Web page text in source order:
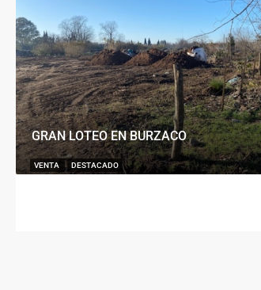
GRAN LOTEO EN BURZACO
VENTA DESTACADO